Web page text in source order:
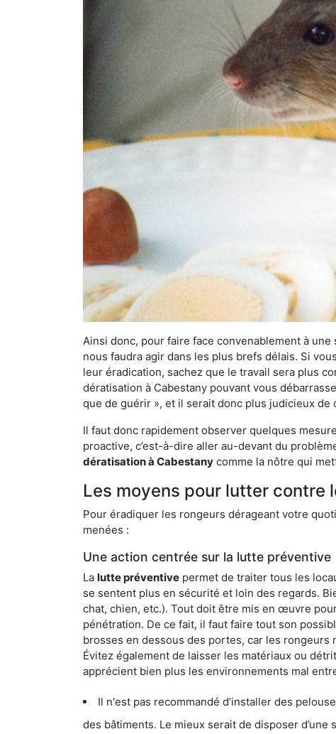
Ainsi donc, pour faire face convenablement à
nous faudra agir dans les plus brefs délais. Si
leur éradication, sachez que le travail sera plus
dératisation à Cabestany pouvant vous
que de guérir », et il serait donc plus judicieux
Il faut donc rapidement observer quelques
proactive, c’est-à-dire aller au-devant du
dératisation à Cabestany comme la nôtre qui
Les moyens pour lutter contre
Pour éradiquer les rongeurs dérageant votre
menées :
Une action centrée sur la lutte préventive
La lutte préventive permet de traiter tous les
se sentent plus en sécurité et loin des regards.
chat, chien, etc.). Tout doit être mis en œuvre
pénétration. De ce fait, il faut faire tout son
brosses en dessous des portes, car les
Évitez également de laisser les matériaux ou
apprécient bien plus les environnements mal
Il n'est pas recommandé d’installer des pelouses
des bâtiments. Le mieux serait de disposer d’une surface